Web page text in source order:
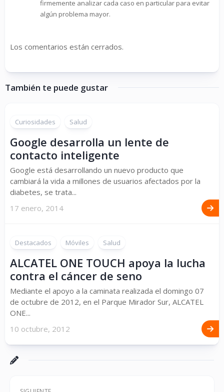
firmemente analizar cada caso en particular para evitar
algún problema mayor.
Los comentarios están cerrados.
También te puede gustar
Curiosidades Salud
Google desarrolla un lente de
contacto inteligente
Google está desarrollando un nuevo producto que
cambiará la vida a millones de usuarios afectados por la
diabetes, se trata...
17 enero, 2014
Destacados Móviles Salud
ALCATEL ONE TOUCH apoya la lucha
contra el cáncer de seno
Mediante el apoyo a la caminata realizada el domingo 07
de octubre de 2012, en el Parque Mirador Sur, ALCATEL
ONE...
10 octubre, 2012